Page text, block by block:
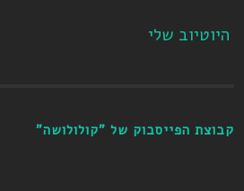
היוטיוב שלי
קבוצת הפייסבוק של "קולולושה"